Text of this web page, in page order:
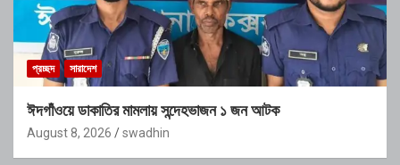
প্রচ্ছদ সারাদেশ
ঈদগাঁওয়ে ডাকাতির মামলায় সন্দেহভাজন ১ জন আটক
August 8, 2026 swadhin